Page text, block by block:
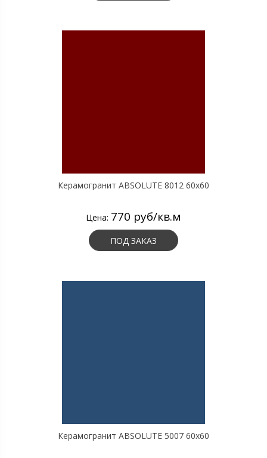
Керамогранит ABSOLUTE 8012 60х60
Цена: 770 руб/кв.м
ПОД ЗАКАЗ
Керамогранит ABSOLUTE 5007 60х60